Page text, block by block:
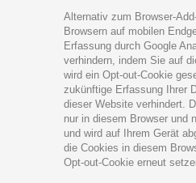
Alternativ zum Browser-
Browsern auf mobilen
Erfassung durch Google
verhindern, indem Sie auf
wird ein Opt-out-Cookie
zukünftige Erfassung Ihrer
dieser Website verhindert.
nur in diesem Browser und
und wird auf Ihrem Gerät
die Cookies in diesem
Opt-out-Cookie erneut